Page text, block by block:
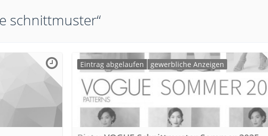
schnittmuster“
Eintrag abgelaufen gewerbliche Anzeigen